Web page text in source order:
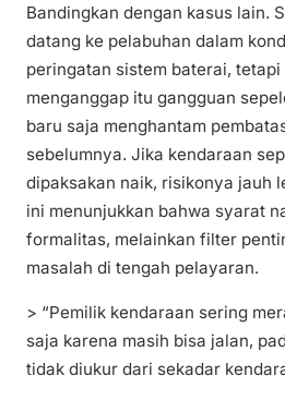
Bandingkan dengan kasus lain.
datang ke pelabuhan dalam
peringatan sistem baterai,
menganggap itu gangguan
baru saja menghantam
sebelumnya. Jika kendaraan
dipaksakan naik, risikonya jauh
ini menunjukkan bahwa syarat
formalitas, melainkan filter
masalah di tengah pelayaran.
> “Pemilik kendaraan sering
saja karena masih bisa jalan,
tidak diukur dari sekadar